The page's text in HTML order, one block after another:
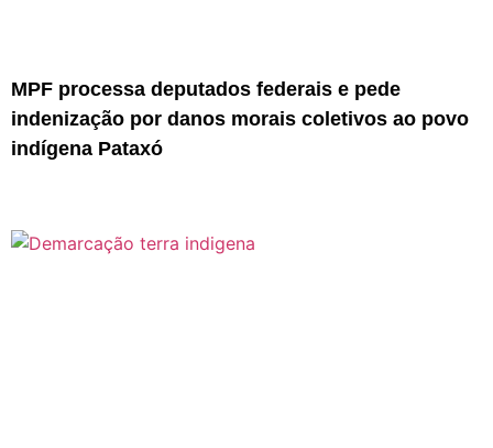
MPF processa deputados federais e pede
indenização por danos morais coletivos ao povo
indígena Pataxó